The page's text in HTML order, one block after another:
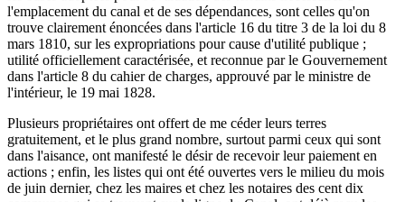
l'emplacement du canal et de ses dépendances, sont celles qu'on
trouve clairement énoncées dans l'article 16 du titre 3 de la loi du 8
mars 1810, sur les expropriations pour cause d'utilité publique ;
utilité officiellement caractérisée, et reconnue par le Gouvernement
dans l'article 8 du cahier de charges, approuvé par le ministre de
l'intérieur, le 19 mai 1828.
Plusieurs propriétaires ont offert de me céder leurs terres
gratuitement, et le plus grand nombre, surtout parmi ceux qui sont
dans l'aisance, ont manifesté le désir de recevoir leur paiement en
actions ; enfin, les listes qui ont été ouvertes vers le milieu du mois
de juin dernier, chez les maires et chez les notaires des cent dix